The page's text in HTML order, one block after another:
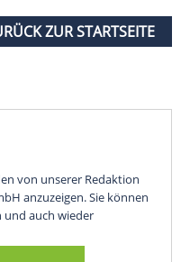
ZUR STARTSEITE
von unserer Redaktion
anzuzeigen. Sie können
und auch wieder